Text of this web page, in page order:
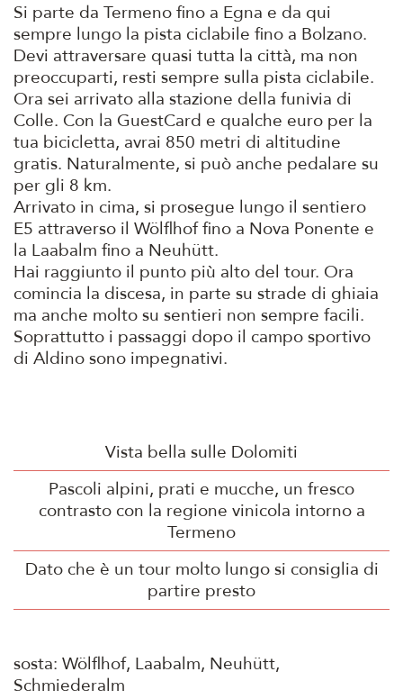
Si parte da Termeno fino a Egna e da qui
sempre lungo la pista ciclabile fino a Bolzano.
Devi attraversare quasi tutta la città, ma non
preoccuparti, resti sempre sulla pista ciclabile.
Ora sei arrivato alla stazione della funivia di
Colle. Con la GuestCard e qualche euro per la
tua bicicletta, avrai 850 metri di altitudine
gratis. Naturalmente, si può anche pedalare su
per gli 8 km.
Arrivato in cima, si prosegue lungo il sentiero
E5 attraverso il Wölflhof fino a Nova Ponente e
la Laabalm fino a Neuhütt.
Hai raggiunto il punto più alto del tour. Ora
comincia la discesa, in parte su strade di ghiaia
ma anche molto su sentieri non sempre facili.
Soprattutto i passaggi dopo il campo sportivo
di Aldino sono impegnativi.
Vista bella sulle Dolomiti
Pascoli alpini, prati e mucche, un fresco
contrasto con la regione vinicola intorno a
Termeno
Dato che è un tour molto lungo si consiglia di
partire presto
sosta: Wölflhof, Laabalm, Neuhütt,
Schmiederalm